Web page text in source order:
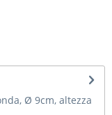
Ø 9cm, altezza